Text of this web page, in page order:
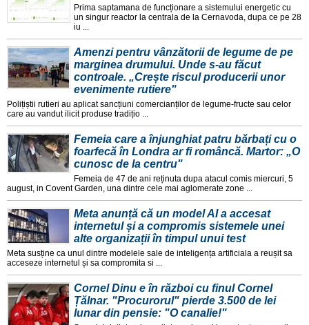
Prima saptamana de funcționare a sistemului energetic cu
un singur reactor la centrala de la Cernavoda, dupa ce pe 28
iu ...
Amenzi pentru vânzătorii de legume de pe
marginea drumului. Unde s-au făcut
controale. „Crește riscul producerii unor
evenimente rutiere"
Polițiștii rutieri au aplicat sancțiuni comercianților de legume-fructe sau celor
care au vandut ilicit produse tradițio ...
Femeia care a înjunghiat patru bărbați cu o
foarfecă în Londra ar fi româncă. Martor: „O
cunosc de la centru"
Femeia de 47 de ani reținuta dupa atacul comis miercuri, 5
august, in Covent Garden, una dintre cele mai aglomerate zone ...
Meta anunță că un model AI a accesat
internetul și a compromis sistemele unei
alte organizații în timpul unui test
Meta susține ca unul dintre modelele sale de inteligența artificiala a reușit sa
acceseze internetul și sa compromita si ...
Cornel Dinu e în război cu finul Cornel
Țălnar. "Procurorul" pierde 3.500 de lei
lunar din pensie: "O canalie!"